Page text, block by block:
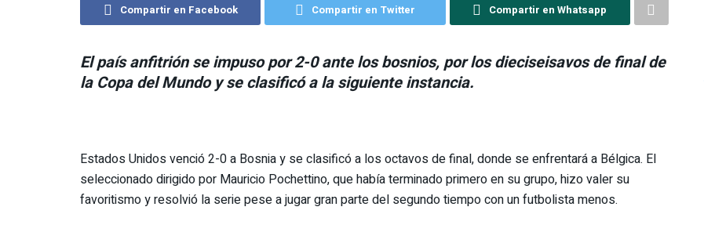
Compartir en Facebook Compartir en Twitter Compartir en Whatsapp
El país anfitrión se impuso por 2-0 ante los bosnios, por los dieciseisavos de final de
la Copa del Mundo y se clasificó a la siguiente instancia.
Estados Unidos venció 2-0 a Bosnia y se clasificó a los octavos de final, donde se enfrentará a Bélgica. El
seleccionado dirigido por Mauricio Pochettino, que había terminado primero en su grupo, hizo valer su
favoritismo y resolvió la serie pese a jugar gran parte del segundo tiempo con un futbolista menos.